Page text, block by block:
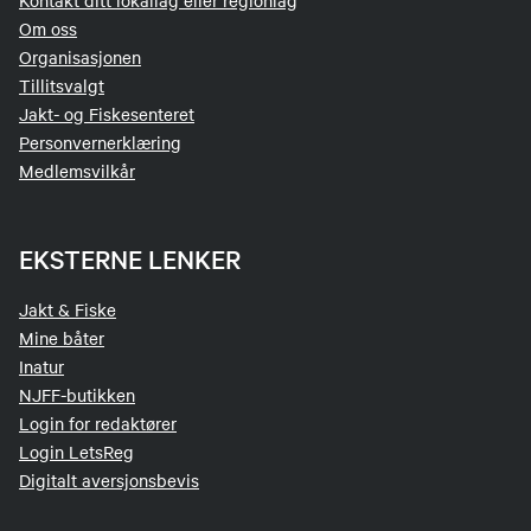
Barne- og ungdomsansvarlig
48276164
Send epost
Bjørn Ove Bergh
Send epost
Stein Erik Waal
Styremedlem
94803815
Om oss
Organisasjonen
Tillitsvalgt
Jakt- og Fiskesenteret
Personvernerklæring
Medlemsvilkår
EKSTERNE LENKER
Jakt & Fiske
Mine båter
Inatur
NJFF-butikken
Login for redaktører
Login LetsReg
Digitalt aversjonsbevis